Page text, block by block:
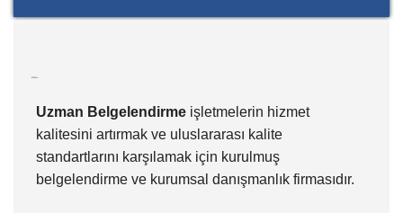
Uzman Belgelendirme işletmelerin hizmet
kalitesini artırmak ve uluslararası kalite
standartlarını karşılamak için kurulmuş
belgelendirme ve kurumsal danışmanlık firmasıdır.